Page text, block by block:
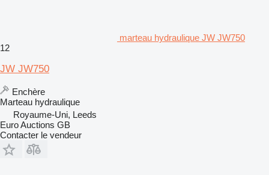
marteau hydraulique JW JW750
12
JW JW750
Enchère
Marteau hydraulique
Royaume-Uni, Leeds
Euro Auctions GB
Contacter le vendeur